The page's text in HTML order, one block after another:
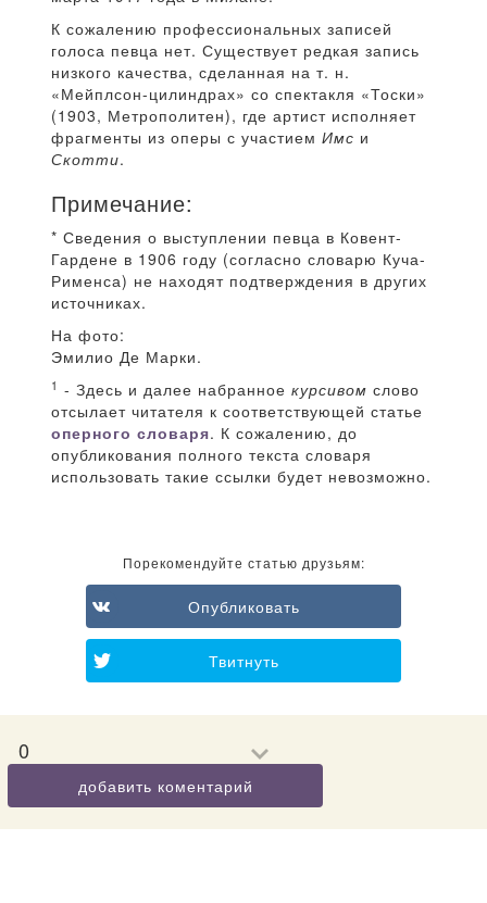
К сожалению профессиональных записей
голоса певца нет. Существует редкая запись
низкого качества, сделанная на т. н.
«Мейплсон-цилиндрах» со спектакля «Тоски»
(1903, Метрополитен), где артист исполняет
фрагменты из оперы с участием Имс и
Скотти.
Примечание:
* Сведения о выступлении певца в Ковент-
Гардене в 1906 году (согласно словарю Куча-
Рименса) не находят подтверждения в других
источниках.
На фото:
Эмилио Де Марки.
1 - Здесь и далее набранное курсивом слово
отсылает читателя к соответствующей статье
оперного словаря. К сожалению, до
опубликования полного текста словаря
использовать такие ссылки будет невозможно.
Порекомендуйте статью друзьям:
Опубликовать
Твитнуть
0
добавить коментарий